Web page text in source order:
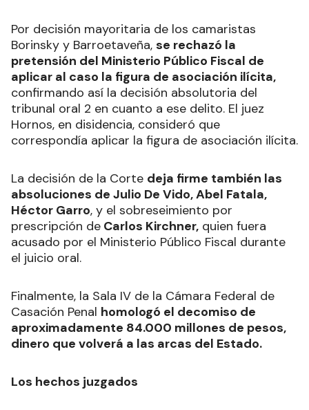
Por decisión mayoritaria de los camaristas
Borinsky y Barroetaveña, se rechazó la
pretensión del Ministerio Público Fiscal de
aplicar al caso la figura de asociación ilícita,
confirmando así la decisión absolutoria del
tribunal oral 2 en cuanto a ese delito. El juez
Hornos, en disidencia, consideró que
correspondía aplicar la figura de asociación ilícita.
La decisión de la Corte deja firme también las
absoluciones de Julio De Vido, Abel Fatala,
Héctor Garro, y el sobreseimiento por
prescripción de Carlos Kirchner, quien fuera
acusado por el Ministerio Público Fiscal durante
el juicio oral.
Finalmente, la Sala IV de la Cámara Federal de
Casación Penal homologó el decomiso de
aproximadamente 84.000 millones de pesos,
dinero que volverá a las arcas del Estado.
Los hechos juzgados